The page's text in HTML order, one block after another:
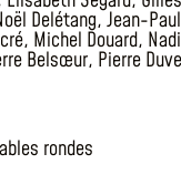
Delétang,Jean-
, Michel Douard,
Belsœur, Pierre
rondes